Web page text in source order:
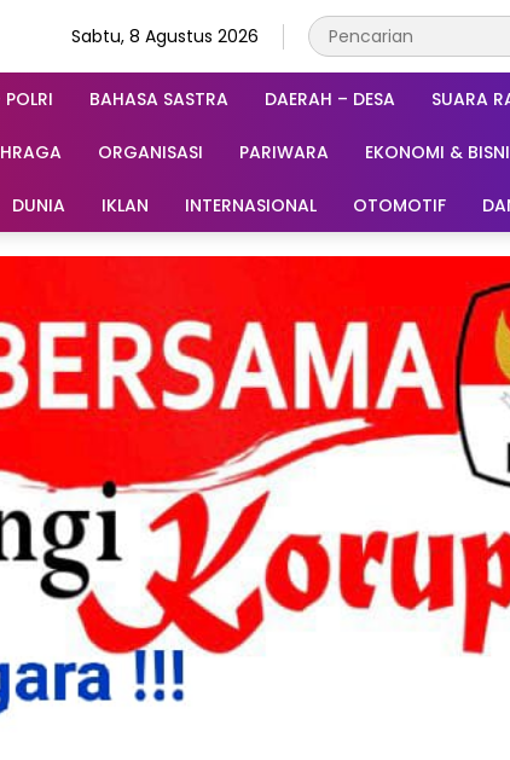
Sabtu, 8 Agustus 2026
BAHASA SASTRA DAERAH – DESA SUARA
ORGANISASI PARIWARA EKONOMI &
DUNIA IKLAN INTERNASIONAL OTOMOTIF